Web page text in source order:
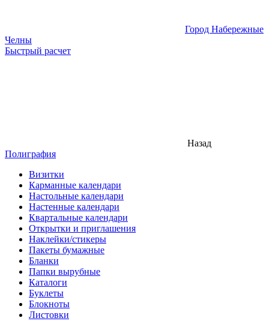
Город Набережные
Челны
Быстрый расчет
Назад
Полиграфия
Визитки
Карманные календари
Настольные календари
Настенные календари
Квартальные календари
Открытки и приглашения
Наклейки/стикеры
Пакеты бумажные
Бланки
Папки вырубные
Каталоги
Буклеты
Блокноты
Листовки